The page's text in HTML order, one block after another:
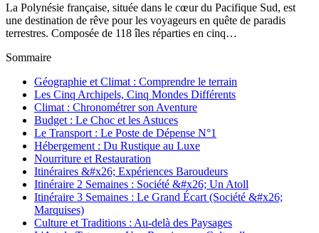
La Polynésie française, située dans le cœur du Pacifique Sud, est
une destination de rêve pour les voyageurs en quête de paradis
terrestres. Composée de 118 îles réparties en cinq…
Sommaire
Géographie et Climat : Comprendre le terrain
Les Cinq Archipels, Cinq Mondes Différents
Climat : Chronométrer son Aventure
Budget : Le Choc et les Astuces
Le Transport : Le Poste de Dépense N°1
Hébergement : Du Rustique au Luxe
Nourriture et Restauration
Itinéraires &#x26; Expériences Baroudeurs
Itinéraire 2 Semaines : Société &#x26; Un Atoll
Itinéraire 3 Semaines : Le Grand Écart (Société &#x26;
Marquises)
Culture et Traditions : Au-delà des Paysages